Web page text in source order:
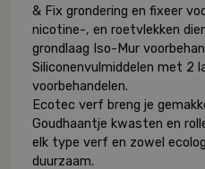
& Fix grondering en fixeer
nicotine-, en roetvlekken
grondlaag Iso-Mur
Siliconenvulmiddelen met 2
voorbehandelen.
Ecotec verf breng je
Goudhaantje kwasten en
elk type verf en zowel
duurzaam.